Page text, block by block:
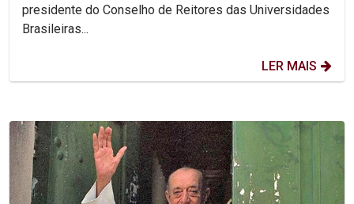
presidente do Conselho de Reitores das Universidades
Brasileiras...
LER MAIS